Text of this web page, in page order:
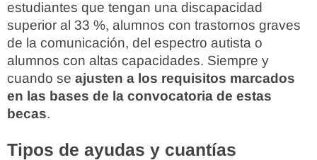
estudiantes que tengan una discapacidad
superior al 33 %, alumnos con trastornos graves
de la comunicación, del espectro autista o
alumnos con altas capacidades. Siempre y
cuando se ajusten a los requisitos marcados
en las bases de la convocatoria de estas
becas.
Tipos de ayudas y cuantías